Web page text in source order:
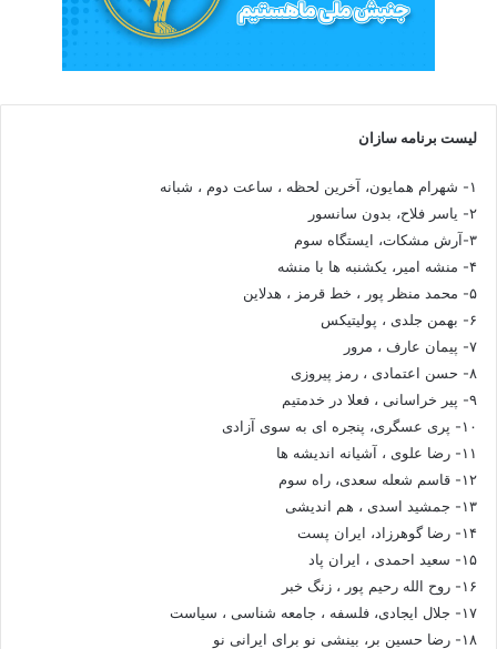
لیست برنامه سازان
۱- شهرام همایون، آخرین لحظه ، ساعت دوم ، شبانه
۲- یاسر فلاح، بدون سانسور
۳-آرش مشکات، ایستگاه سوم
۴- منشه امیر، یکشنبه ها با منشه
۵- محمد منظر پور ، خط قرمز ، هدلاین
۶- بهمن جلدی ، پولیتیکس
۷- پیمان عارف ، مرور
۸- حسن اعتمادی ، رمز پیروزی
۹- پیر خراسانی ، فعلا در خدمتیم
۱۰- پری عسگری، پنجره ای به سوی آزادی
۱۱- رضا علوی ، آشیانه اندیشه ها
۱۲- قاسم شعله سعدی، راه سوم
۱۳- جمشید اسدی ، هم اندیشی
۱۴- رضا گوهرزاد، ایران پست
۱۵- سعید احمدی ، ایران پاد
۱۶- روح الله رحیم پور ، زنگ خبر
۱۷- جلال ایجادی، فلسفه ، جامعه شناسی ، سیاست
۱۸- رضا حسین بر، بینشی نو برای ایرانی نو